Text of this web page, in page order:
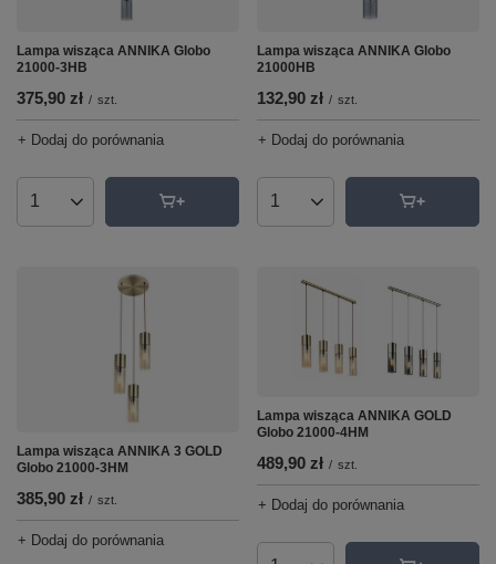
Lampa wisząca ANNIKA Globo
21000-3HB
375,90 zł / szt.
+ Dodaj do porównania
Ilość produktów
Lampa wisząca ANNIKA Globo
21000HB
132,90 zł / szt.
+ Dodaj do porównania
Ilość produktów
Lampa wisząca ANNIKA 3 GOLD
Globo 21000-3HM
385,90 zł / szt.
+ Dodaj do porównania
Lampa wisząca ANNIKA GOLD
Globo 21000-4HM
489,90 zł / szt.
+ Dodaj do porównania